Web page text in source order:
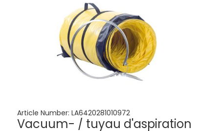
Article Number: LA6420281010972
Vacuum- / tuyau d'aspiration